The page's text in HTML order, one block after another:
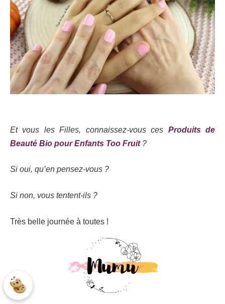
Et vous les Filles, connaissez-vous ces Produits de
Beauté Bio pour Enfants Too Fruit?
Si oui, qu’en pensez-vous ?
Si non, vous tentent-ils ?
Très belle journée à toutes !